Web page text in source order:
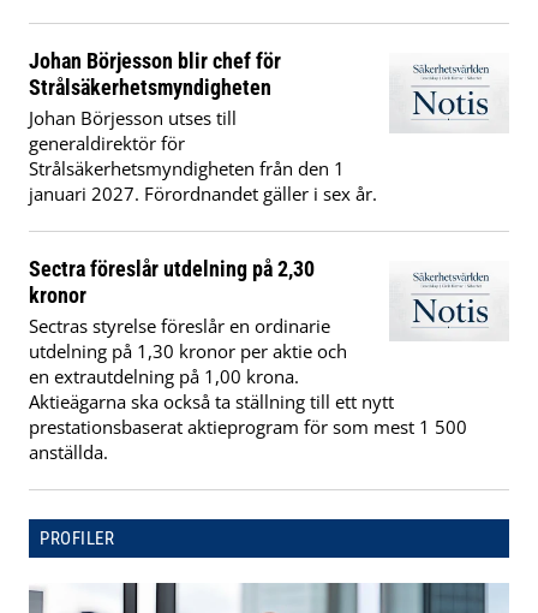
Johan Börjesson blir chef för
Strålsäkerhetsmyndigheten
Johan Börjesson utses till
generaldirektör för
Strålsäkerhetsmyndigheten från den 1
januari 2027. Förordnandet gäller i sex år.
Sectra föreslår utdelning på 2,30
kronor
Sectras styrelse föreslår en ordinarie
utdelning på 1,30 kronor per aktie och
en extrautdelning på 1,00 krona.
Aktieägarna ska också ta ställning till ett nytt
prestationsbaserat aktieprogram för som mest 1 500
anställda.
PROFILER